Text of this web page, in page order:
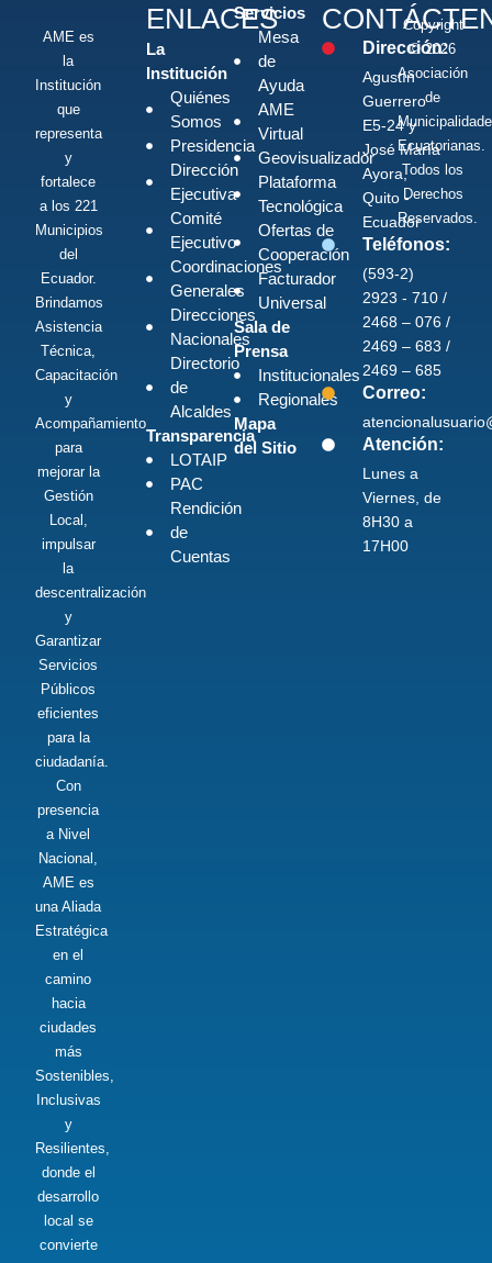
AME es
la
Institución
que
representa
y
fortalece
a los 221
Municipios
del
Ecuador.
Brindamos
Asistencia
Técnica,
Capacitación
y
Acompañamiento
para
mejorar la
Gestión
Local,
impulsar
la
descentralización
y
Garantizar
Servicios
Públicos
eficientes
para la
ciudadanía.
Con
presencia
a Nivel
Nacional,
AME es
una Aliada
Estratégica
en el
camino
hacia
ciudades
más
Sostenibles,
Inclusivas
y
Resilientes,
donde el
desarrollo
local se
convierte
ENLACES
La
Institución
Quiénes
Somos
Presidencia
Dirección
Ejecutiva
Comité
Ejecutivo
Coordinaciones
Generales
Direcciones
Nacionales
Directorio
de
Alcaldes
Transparencia
LOTAIP
PAC
Rendición
de
Cuentas
Servicios
Mesa
de
Ayuda
AME
Virtual
Geovisualizador
Plataforma
Tecnológica
Ofertas de
Cooperación
Facturador
Universal
Sala de
Prensa
Institucionales
Regionales
Mapa
del Sitio
Dirección:
Agustín
Guerrero
E5-24 y
José María
Ayora,
Quito -
Ecuador
Teléfonos:
(593-2)
2923 - 710 /
2468 – 076 /
2469 – 683 /
2469 – 685
Correo:
Atención:
Lunes a
Viernes, de
8H30 a
17H00
Copyright
© 2026
Asociación
de
Ecuatorianas.
Todos los
Derechos
Reservados.